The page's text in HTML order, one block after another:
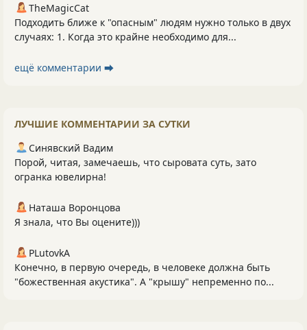
TheMagicCat
Подходить ближе к "опасным" людям нужно только в двух
случаях: 1. Когда это крайне необходимо для...
ещё комментарии ⮕
ЛУЧШИЕ КОММЕНТАРИИ ЗА СУТКИ
Синявский Вадим
Порой, читая, замечаешь, что сыровата суть, зато
огранка ювелирна!
Наташа Воронцова
Я знала, что Вы оцените)))
PLutоvkА
Конечно, в первую очередь, в человеке должна быть
"божественная акустика". А "крышу" непременно по...